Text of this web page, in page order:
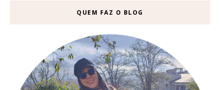
QUEM FAZ O BLOG